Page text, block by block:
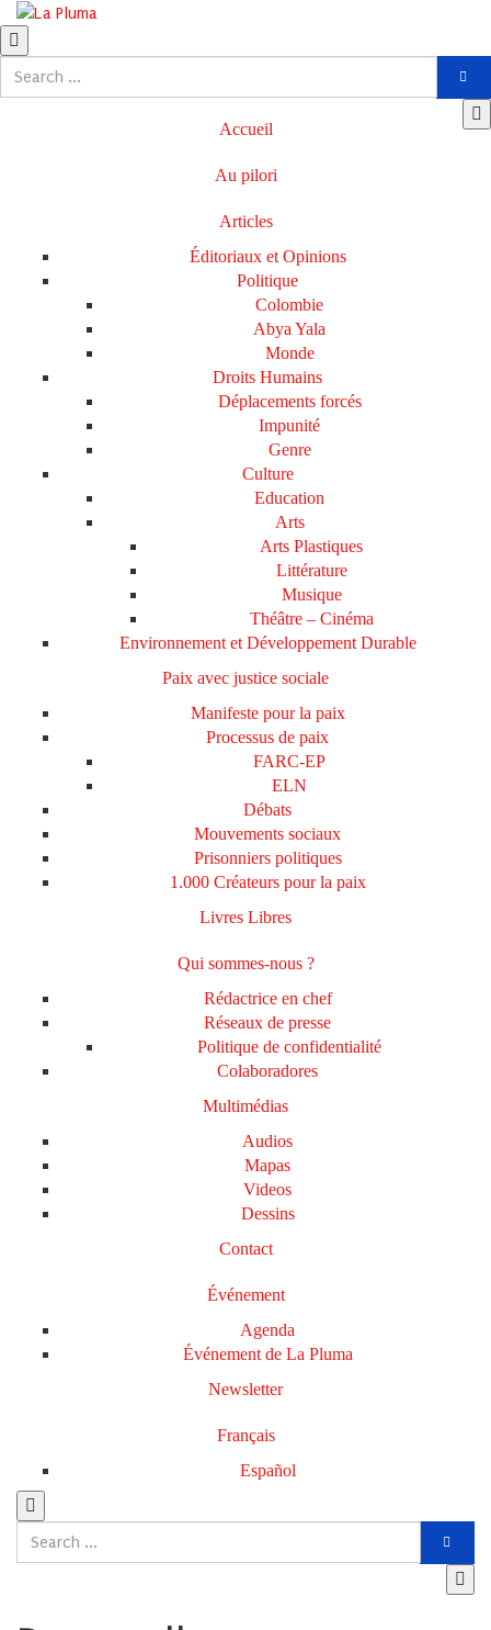
Accueil
Au pilori
Articles
Éditoriaux et Opinions
Politique
Colombie
Abya Yala
Monde
Droits Humains
Déplacements forcés
Impunité
Genre
Culture
Education
Arts
Arts Plastiques
Littérature
Musique
Théâtre – Cinéma
Environnement et Développement Durable
Paix avec justice sociale
Manifeste pour la paix
Processus de paix
FARC-EP
ELN
Débats
Mouvements sociaux
Prisonniers politiques
1.000 Créateurs pour la paix
Livres Libres
Qui sommes-nous ?
Rédactrice en chef
Réseaux de presse
Politique de confidentialité
Colaboradores
Multimédias
Audios
Mapas
Videos
Dessins
Contact
Événement
Agenda
Événement de La Pluma
Newsletter
Français
Español